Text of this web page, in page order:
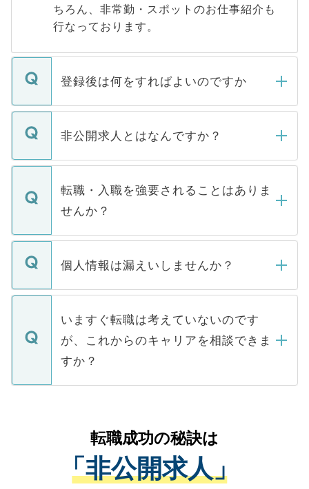
ちろん、非常勤・スポットのお仕事紹介も
行なっております。
登録後は何をすればよいのですか
ご登録いただきましたら、弊社担当者がご
登録内容を確認し、その後メールもしくは
ます。通常、5営業日以内にはご連絡をせて
いただきますので、しばらくお待ちくださ
非公開求人とはなんですか？
マイナビDOCTORで取り扱っている求人の
うち約3割は、Webサイトからご覧いただ
けない「非公開求人」です。非公開求人は
下記の理由によって、一般には公開してい
ません。
■応募殺到を避けるため 人気のある医療機
関を公にしてしまうと、応募が殺到する場
に、医療機関が求める条件に合った人材の
みを人材紹介会社に依頼するケースが増え
ています。
転職・入職を強要されることはありま
せんか？
転職・入職を強要することは一切ありませ
ん。また、仮に応募先から内定をいただい
定を承諾する必要はありません。内定先へ
の辞退の連絡はキャリアパートナーが行い
個人情報は漏えいしませんか？
個人情報が漏えいすることはありませんの
で、ご安心ください。当サイトからの登録
などで収集したご登録者様の個人情報は、
ご本人のキャリアアップおよび転職活動の
支援を目的に使用いたします。お預かりし
ているすべての個人データはご本人の許可
は、個人情報の取り扱いについての厳密な
管理基準を満たした事業者のみに付与され
る、プライバシーマークを取得済みです。
いますぐ転職は考えていないのです
が、これからのキャリアを相談できま
すか？
かがいして、現在の医療機関の状況や紹介
経験をまじえながら、適切なアドバイスを
させていただきます。すぐにご転職をされ
ない方には、長期的なサポートが可能です
転職成功の秘訣は
「非公開求人」